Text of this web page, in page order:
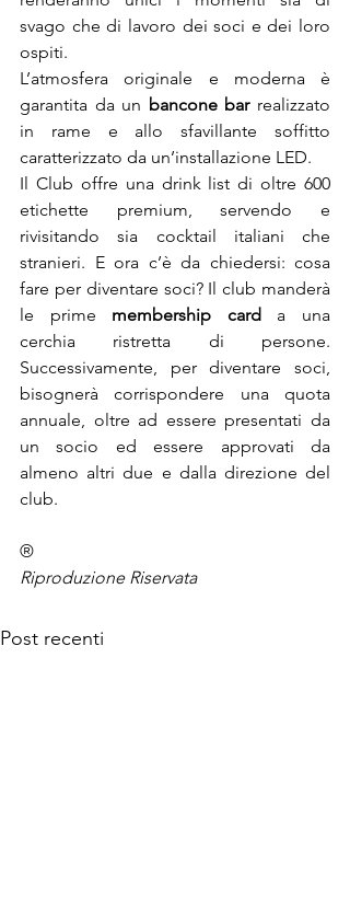
svago che di lavoro dei soci e dei loro
ospiti.
L’atmosfera originale e moderna è
garantita da un bancone bar realizzato
in rame e allo sfavillante soffitto
caratterizzato da un’installazione LED.
Il Club offre una drink list di oltre 600
etichette premium, servendo e
rivisitando sia cocktail italiani che
stranieri. E ora c’è da chiedersi: cosa
fare per diventare soci? Il club manderà
le prime membership card a una
cerchia ristretta di persone.
Successivamente, per diventare soci,
bisognerà corrispondere una quota
annuale, oltre ad essere presentati da
un socio ed essere approvati da
almeno altri due e dalla direzione del
club.
®
Riproduzione Riservata
Post recenti